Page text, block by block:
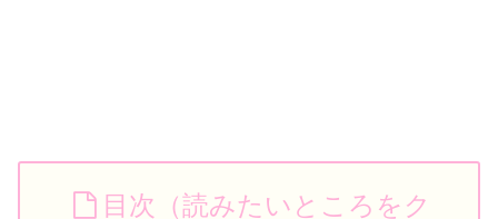
目次（読みたいところをク